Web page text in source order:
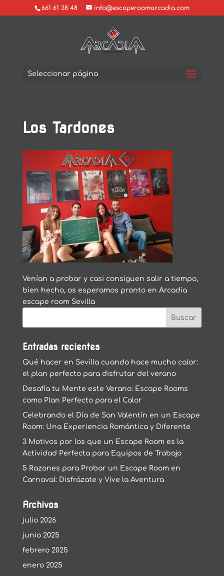
661 61 38 48 info@escaperoomarcadia.com
Seleccionar página
Los Tardones
Venían a probar y casi consiguen salir a tiempo,
bien hecho, os esperamos pronto en Arcadia
escape room Sevilla
Entradas recientes
Qué hacer en Sevilla cuando hace mucho calor:
el plan perfecto para disfrutar del verano
Desafía tu Mente este Verano: Escape Rooms
como Plan Perfecto para el Calor
Celebrando el Día de San Valentín en un Escape
Room: Una Experiencia Romántica y Diferente
3 Motivos por los que un Escape Room es la
Actividad Perfecta para Equipos de Trabajo
5 Razones para Probar un Escape Room en
Carnaval: Disfrázate y Vive la Aventura
Archivos
julio 2026
junio 2025
febrero 2025
enero 2025